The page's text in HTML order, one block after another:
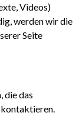
Videos)
werden wir die
Seite
die das